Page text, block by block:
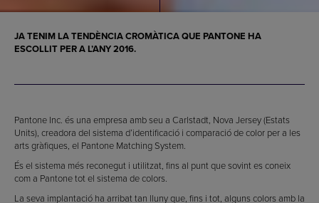
JA TENIM LA TENDÈNCIA CROMÀTICA QUE PANTONE HA
ESCOLLIT PER A L’ANY 2016.
Pantone Inc. és una empresa amb seu a Carlstadt, Nova Jersey (Estats
Units), creadora del sistema d’identificació i comparació de color per a les
arts gràfiques, el Pantone Matching System.
És el sistema més reconegut i utilitzat, fins al punt que sovint es coneix
com a Pantone tot el sistema de colors.
La seva implantació ha arribat tan lluny que, fins i tot, alguns colors amb la